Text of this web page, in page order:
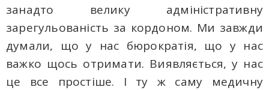
занадто велику адміністративну
зарегульованість за кордоном. Ми завжди
думали, що у нас бюрократія, що у нас
важко щось отримати. Виявляється, у нас
це все простіше. І ту ж саму медичну